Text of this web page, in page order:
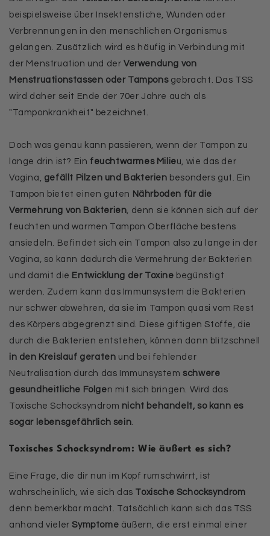
beispielsweise über Insektenstiche, Wunden oder
Verbrennungen in den menschlichen Organismus
gelangen. Zusätzlich wird es häufig in Verbindung mit
der Menstruation und derVerwendung von
Menstruationstassen oder Tamponsgebracht. Das TSS
wird daher seit Ende der 70er Jahre auch als
"Tamponkrankheit" bezeichnet.
Doch was genau kann passieren, wenn der Tampon zu
lange drin ist? Ein feuchtwarmes Milieu, wie das der
Vagina, gefällt Pilzen und Bakterien besonders gut. Ein
Tampon bietet einen guten Nährboden für die
Vermehrung von Bakterien, denn sie können sich auf der
feuchten und warmen Tampon Oberfläche bestens
ansiedeln. Befindet sich ein Tampon also zu lange in der
Vagina, so kann dadurch die Vermehrung der Bakterien
und damit die Entwicklung der Toxine begünstigt
werden. Zudem kann das Immunsystem die Bakterien
nur schwer abwehren, da sie im Tampon quasi vom Rest
des Körpers abgegrenzt sind. Diese giftigen Stoffe, die
durch die Bakterien entstehen, können dann blitzschnell
in den Kreislauf geraten und bei fehlender
Neutralisation durch das Immunsystem schwere
gesundheitliche Folgen mit sich bringen. Wird das
Toxische Schocksyndrom nicht behandelt, so kann es
sogar lebensgefährlich sein.
Toxisches Schocksyndrom: Wie äußert es sich?
Eine Frage, die dir nun im Kopf rumschwirrt, ist
wahrscheinlich, wie sich das Toxische Schocksyndrom
denn bemerkbar macht. Tatsächlich kann sich das TSS
anhand vielerSymptome äußern, die erst einmal einer